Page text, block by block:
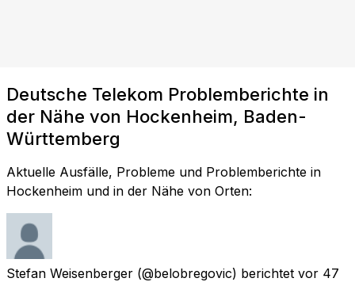
Deutsche Telekom Problemberichte in
der Nähe von Hockenheim, Baden-
Württemberg
Aktuelle Ausfälle, Probleme und Problemberichte in
Hockenheim und in der Nähe von Orten:
Stefan Weisenberger (@belobregovic) berichtet vor 47